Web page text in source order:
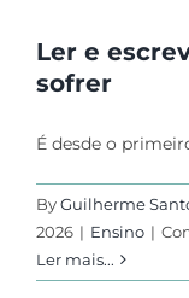
Ler e
sofrer
É desde o
ByGuilherme
2026 | Ensino |
Ler mais...